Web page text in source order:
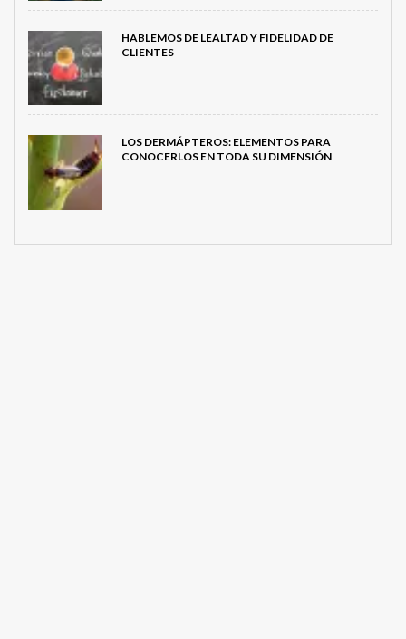
HABLEMOS DE LEALTAD Y FIDELIDAD DE
CLIENTES
LOS DERMÁPTEROS: ELEMENTOS PARA
CONOCERLOS EN TODA SU DIMENSIÓN